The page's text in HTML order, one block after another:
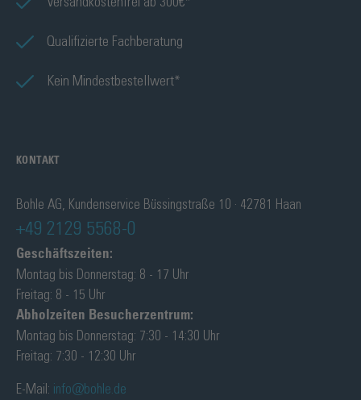
Qualifizierte Fachberatung
Kein Mindestbestellwert*
KONTAKT
Bohle AG, Kundenservice Büssingstraße 10 · 42781 Haan
+49 2129 5568-0
Geschäftszeiten:
Montag bis Donnerstag: 8 - 17 Uhr
Freitag: 8 - 15 Uhr
Abholzeiten Besucherzentrum:
Montag bis Donnerstag: 7:30 - 14:30 Uhr
Freitag: 7:30 - 12:30 Uhr
E-Mail: info@bohle.de